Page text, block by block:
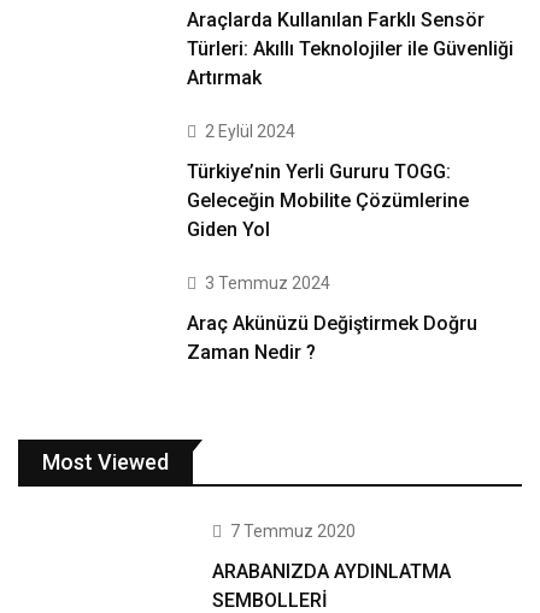
Araçlarda Kullanılan Farklı Sensör
Türleri: Akıllı Teknolojiler ile Güvenliği
Artırmak
2 Eylül 2024
Türkiye’nin Yerli Gururu TOGG:
Geleceğin Mobilite Çözümlerine
Giden Yol
3 Temmuz 2024
Araç Akünüzü Değiştirmek Doğru
Zaman Nedir ?
Most Viewed
7 Temmuz 2020
ARABANIZDA AYDINLATMA
SEMBOLLERİ